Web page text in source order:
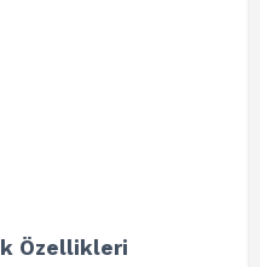
Özellikleri